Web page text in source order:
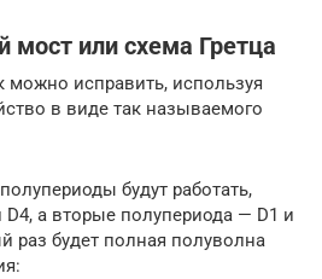
или схема Гретца
можно исправить, используя
в виде так называемого
будут работать,
а вторые полупериода — D1 и
раз будет полная полуволна